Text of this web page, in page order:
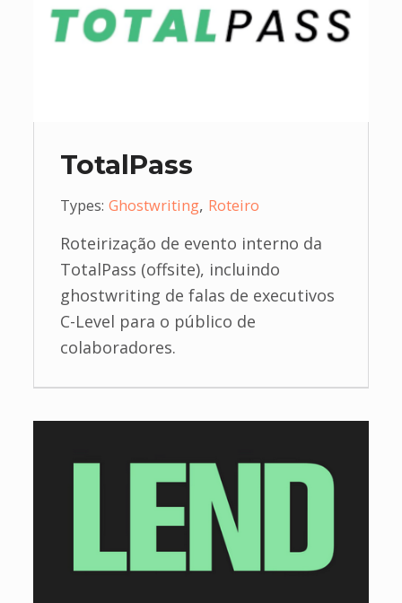
TotalPass
Types: Ghostwriting, Roteiro
Roteirização de evento interno da
TotalPass (offsite), incluindo
ghostwriting de falas de executivos
C-Level para o público de
colaboradores.